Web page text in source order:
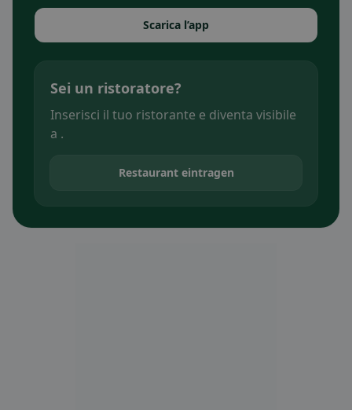
Scarica l’app
Sei un ristoratore?
Inserisci il tuo ristorante e diventa visibile
a .
Restaurant eintragen